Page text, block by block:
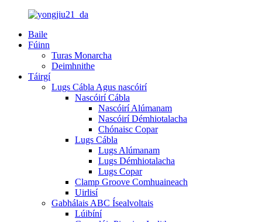
Baile
Fúinn
Turas Monarcha
Deimhnithe
Táirgí
Lugs Cábla Agus nascóirí
Nascóirí Cábla
Nascóirí Alúmanam
Nascóirí Démhiotalacha
Chónaisc Copar
Lugs Cábla
Lugs Alúmanam
Lugs Démhiotalacha
Lugs Copar
Clamp Groove Comhuaineach
Uirlisí
Gabhálais ABC Ísealvoltais
Lúibíní